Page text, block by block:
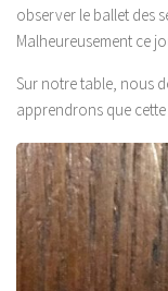
observer le ballet des
Malheureusement ce
Sur notre table, nous
apprendrons que